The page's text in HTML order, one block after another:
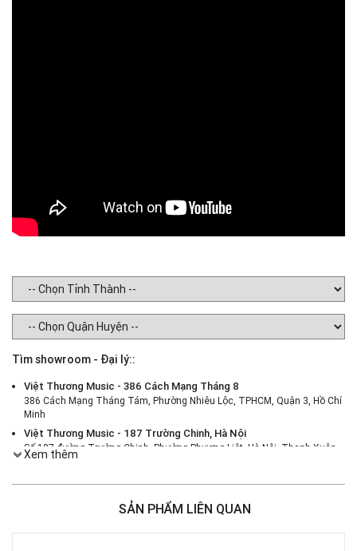
Tìm showroom - Đại lý::
Việt Thương Music - 386 Cách Mạng Tháng 8
386 Cách Mạng Tháng Tám, Phường Nhiêu Lộc, TPHCM, Quận 3, Hồ Chí
Minh
Việt Thương Music - 187 Trường Chinh, Hà Nội
Số 187 đường Trường Chinh, Phường Phương Liệt, Hà Nội, Thanh Xuân ,
Hà Nội
Việt Thương Music - Crescent Mall
Xem thêm
SẢN PHẨM LIÊN QUAN